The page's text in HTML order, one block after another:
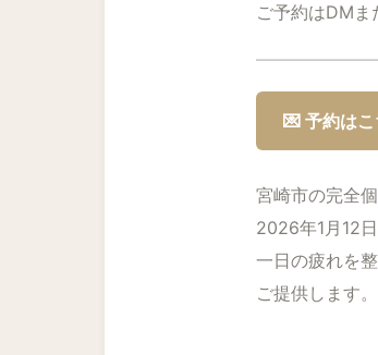
ご予約はDM
💌 予約はこ
宮崎市の完全
2026年1月12
一日の疲れを
ご提供します。